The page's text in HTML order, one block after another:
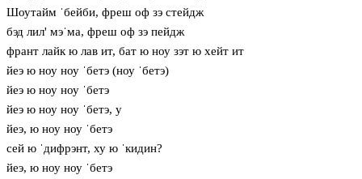
Шоутайм ˈбейби, фреш оф зэ стейдж
бэд лил' мэˈма, фреш оф зэ пейдж
франт лайк ю лав ит, бат ю ноу зэт ю хейт ит
йеэ ю ноу ноу ˈбетэ (ноу ˈбетэ)
йеэ ю ноу ноу ˈбетэ
йеэ ю ноу ноу ˈбетэ, у
йеэ, ю ноу ноу ˈбетэ
сей ю ˈдифрэнт, ху ю ˈкидин?
йеэ, ю ноу ноу ˈбетэ